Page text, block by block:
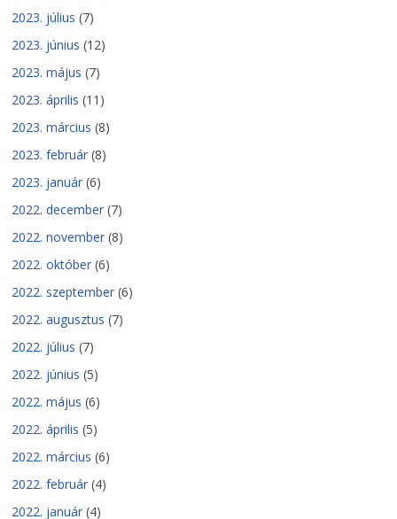
2023. július (7)
2023. június (12)
2023. május (7)
2023. április (11)
2023. március (8)
2023. február (8)
2023. január (6)
2022. december (7)
2022. november (8)
2022. október (6)
2022. szeptember (6)
2022. augusztus (7)
2022. július (7)
2022. június (5)
2022. május (6)
2022. április (5)
2022. március (6)
2022. február (4)
2022. január (4)